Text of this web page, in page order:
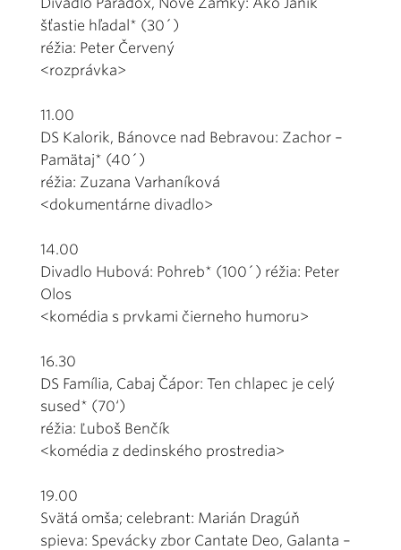
šťastie hľadal* (30´)
réžia: Peter Červený
<rozprávka>
11.00
DS Kalorik, Bánovce nad Bebravou: Zachor –
Pamätaj* (40´)
réžia: Zuzana Varhaníková
<dokumentárne divadlo>
14.00
Divadlo Hubová: Pohreb* (100´) réžia: Peter
Olos
<komédia s prvkami čierneho humoru>
16.30
DS Família, Cabaj Čápor: Ten chlapec je celý
sused* (70‘)
réžia: Ľuboš Benčík
<komédia z dedinského prostredia>
19.00
Svätá omša; celebrant: Marián Dragúň
spieva: Spevácky zbor Cantate Deo, Galanta –